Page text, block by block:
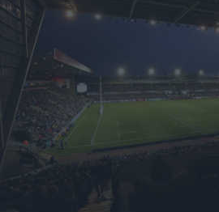
Rugby Sevens
FIR
Internazionale
6 Nazioni
United Rugby